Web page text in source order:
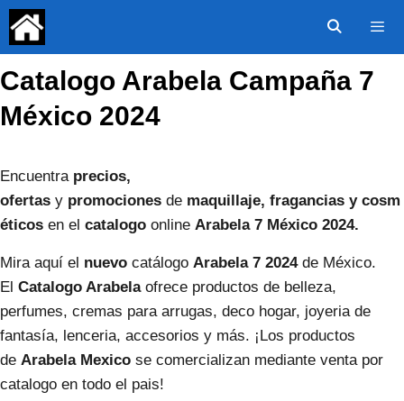
Saltar
contenido
Menú
Catalogo Arabela Campaña 7
México 2024
Encuentra precios,
ofertas y promociones de maquillaje, fragancias y cosm
éticos en el catalogo online Arabela 7 México 2024.
Mira aquí el nuevo catálogo Arabela 7 2024 de México.
El Catalogo Arabelaofrece productos de belleza,
perfumes, cremas para arrugas, deco hogar, joyeria de
fantasía, lenceria, accesorios y más. ¡Los productos
de Arabela Mexico se comercializan mediante venta por
catalogo en todo el pais!